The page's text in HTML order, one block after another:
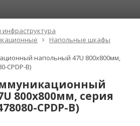
Напольные шкафы
напольный 47U 800x800мм,
CPDP-B)
800x800мм, серия
CPDP-B)